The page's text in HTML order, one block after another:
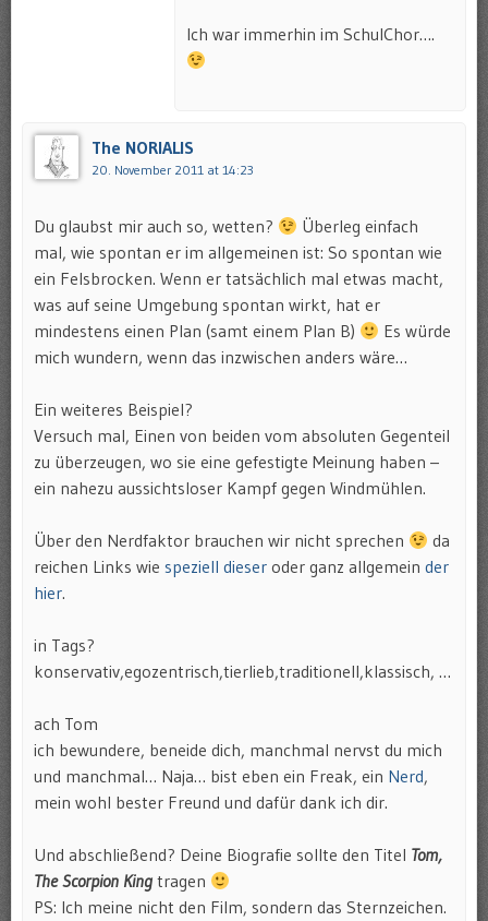
Ich war immerhin im SchulChor….
The NORIALIS
20. November 2011 at 14:23
Du glaubst mir auch so, wetten?
Überleg einfach
mal, wie spontan er im allgemeinen ist: So spontan wie
ein Felsbrocken. Wenn er tatsächlich mal etwas macht,
was auf seine Umgebung spontan wirkt, hat er
mindestens einen Plan (samt einem Plan B)
Es würde
mich wundern, wenn das inzwischen anders wäre…
Ein weiteres Beispiel?
Versuch mal, Einen von beiden vom absoluten Gegenteil
zu überzeugen, wo sie eine gefestigte Meinung haben –
ein nahezu aussichtsloser Kampf gegen Windmühlen.
Über den Nerdfaktor brauchen wir nicht sprechen
da
reichen Links wie speziell dieser oder ganz allgemein der
hier.
in Tags?
konservativ,egozentrisch,tierlieb,traditionell,klassisch, …
ach Tom
ich bewundere, beneide dich, manchmal nervst du mich
und manchmal… Naja… bist eben ein Freak, ein Nerd,
mein wohl bester Freund und dafür dank ich dir.
Und abschließend? Deine Biografie sollte den Titel Tom,
The Scorpion King tragen
PS: Ich meine nicht den Film, sondern das Sternzeichen.